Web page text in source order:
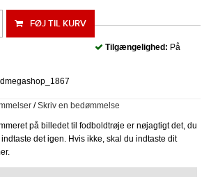
FØJ TIL KURV
Tilgængelighed: På
/Skriv en bedømmelse
på billedet til fodboldtrøje er nøjagtigt det, du
det igen. Hvis ikke, skal du indtaste dit